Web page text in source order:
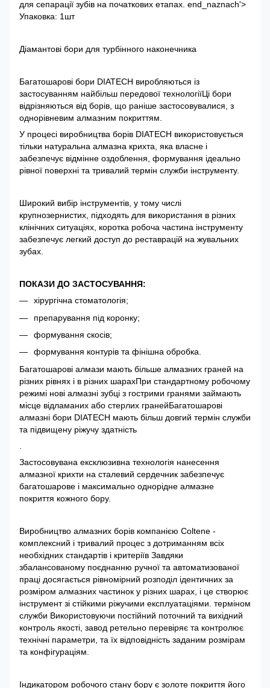
для сепарації зубів на початкових етапах. end_naznach'>
Упаковка: 1шт
Діамантові бори для турбінного наконечника
Багатошарові бори DIATECH виробляються із
застосуванням найбільш передової технологіїЦі бори
відрізняються від борів, що раніше застосовувалися, з
однорівневим алмазним покриттям.
У процесі виробництва борів DIATECH використовується
тільки натуральна алмазна крихта, яка власне і
забезпечує відмінне оздоблення, формування ідеально
рівної поверхні та тривалий термін служби інструменту.
Широкий вибір інструментів, у тому числі
крупнозернистих, підходять для використання в різних
клінічних ситуаціях, коротка робоча частина інструменту
забезпечує легкий доступ до реставрацій на жувальних
зубах.
ПОКАЗИ ДО ЗАСТОСУВАННЯ:
хірургічна стоматологія;
препарування під коронку;
формування скосів;
формування контурів та фінішна обробка.
Багатошарові алмази мають більше алмазних граней на
різних рівнях і в різних шарахПри стандартному робочому
режимі нові алмазні зубці з гострими гранями займають
місце відламаних або стерлих гранейБагатошарові
алмазні бори DIATECH мають більш довгий термін служби
та підвищену ріжучу здатність
Застосовувана ексклюзивна технологія нанесення
алмазної крихти на сталевий сердечник забезпечує
багатошарове і максимально однорідне алмазне
покриття кожного бору.
Виробництво алмазних борів компанією Coltene -
комплексний і тривалий процес з дотриманням всіх
необхідних стандартів і критеріїв Завдяки
збалансованому поєднанню ручної та автоматизованої
праці досягається рівномірний розподіл ідентичних за
розміром алмазних частинок у різних шарах, і це створює
інструмент зі стійкими ріжучими експлуатаціями. терміном
служби Використовуючи постійний поточний та вихідний
контроль якості, завод ретельно перевіряє та контролює
технічні параметри, та їх відповідність заданим розмірам
та конфігураціям.
Індикатором робочого стану бору є золоте покриття його